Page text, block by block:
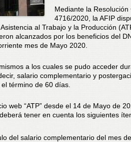
Mediante la Resolución
4716/2020, la AFIP
al Trabajo y la Producción
alcanzados por los beneficios del
mes de Mayo 2020.
a los cuales se pudo acceder
salario complementario y
término de 60 días.
web “ATP” desde el 14 de Mayo de
tener en cuenta los siguientes
del salario complementario del mes